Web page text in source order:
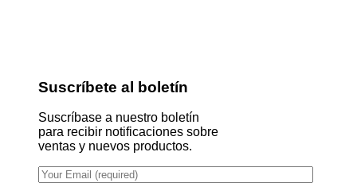
Suscríbete al boletín
Suscríbase a nuestro boletín
para recibir notificaciones sobre
ventas y nuevos productos.